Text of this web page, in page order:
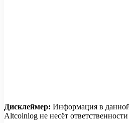
Дисклеймер: Информация в данной
Altcoinlog не несёт